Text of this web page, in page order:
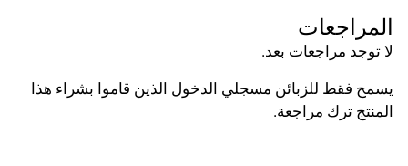
المراجعات
لا توجد مراجعات بعد.
يسمح فقط للزبائن مسجلي الدخول الذين قاموا بشراء هذا
المنتج ترك مراجعة.